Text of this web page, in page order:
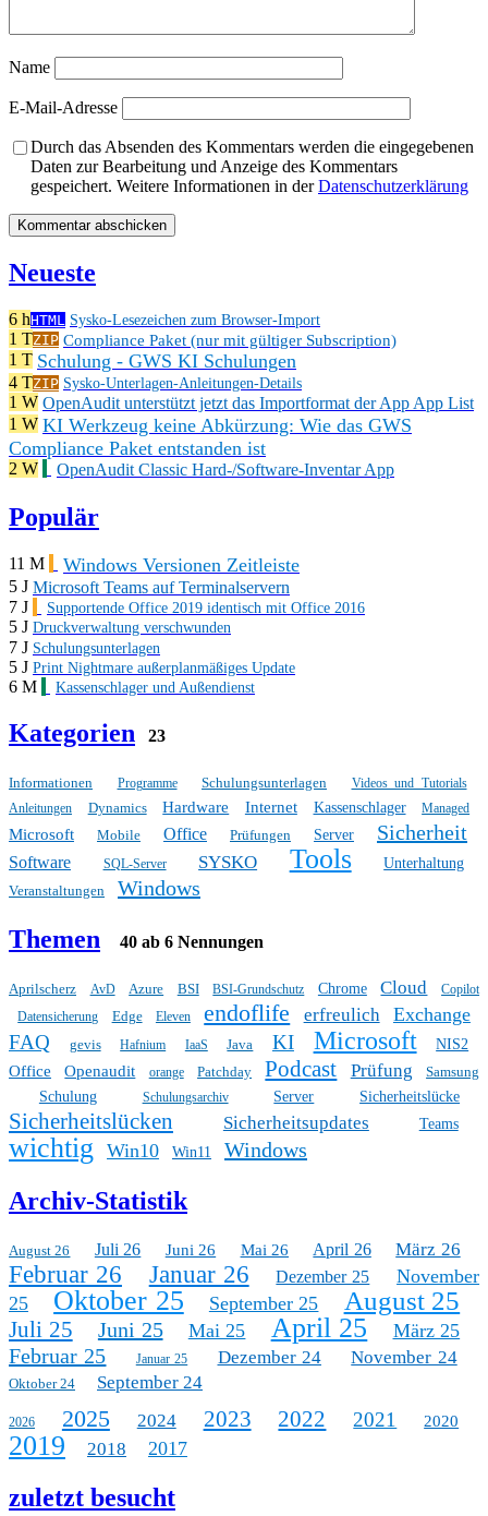
Name
E-Mail-Adresse
Durch das Absenden des Kommentars werden die eingegebenen
Daten zur Bearbeitung und Anzeige des Kommentars
gespeichert. Weitere Informationen in derDatenschutzerklärung
Neueste
6 hHTML Sysko-Lesezeichen zum Browser-Import
1 TZIP Compliance Paket (nur mit gültiger Subscription)
1 T Schulung - GWS KI Schulungen
4 TZIP Sysko-Unterlagen-Anleitungen-Details
1 W OpenAudit unterstützt jetzt das Importformat der App App List
1 W KI Werkzeug keine Abkürzung: Wie das GWS
Compliance Paket entstanden ist
2 W OpenAudit Classic Hard-/Software-Inventar App
Populär
11 M Windows Versionen Zeitleiste
5 J Microsoft Teams auf Terminalservern
7 J
Supportende Office 2019 identisch mit Office 2016
5 J Druckverwaltung verschwunden
7 J Schulungsunterlagen
5 J Print Nightmare außerplanmäßiges Update
6 M Kassenschlager und Außendienst
Kategorien 23
Informationen Programme Schulungsunterlagen
Videos und Tutorials
Anleitungen
Dynamics Hardware Internet Kassenschlager Managed
Microsoft Mobile Office Prüfungen Server Sicherheit
Software SQL-Server SYSKO Tools
Unterhaltung
Veranstaltungen
Windows
Themen 40 ab 6 Nennungen
Aprilscherz AvD Azure BSI BSI-Grundschutz Chrome Cloud
Copilot
Datensicherung
Edge Eleven endoflife erfreulich Exchange
FAQ gevis Hafnium IaaS Java KI Microsoft NIS2
Office Openaudit orange Patchday Podcast Prüfung
Samsung
Schulung
Schulungsarchiv Server Sicherheitslücke
Sicherheitslücken Sicherheitsupdates Teams
wichtig Win10 Win11 Windows
Archiv-Statistik
August 26 Juli 26 Juni 26 Mai 26 April 26 März 26
Februar 26 Januar 26 Dezember 25
November
25
Oktober 25 September 25 August 25
Juli 25 Juni 25 Mai 25 April 25 März 25
Februar 25 Januar 25 Dezember 24 November 24
Oktober 24 September 24
2026 2025 2024 2023 2022 2021 2020
2019 2018 2017
zuletzt besucht